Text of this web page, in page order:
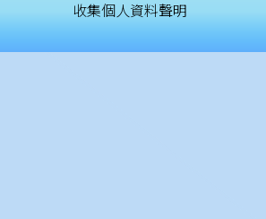
收集個人資料聲明